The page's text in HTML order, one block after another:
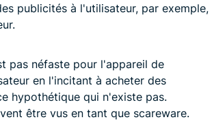
publicités à l'utilisateur, par exemple,
pas néfaste pour l'appareil de
en l'incitant à acheter des
hypothétique qui n'existe pas.
être vus en tant que scareware.